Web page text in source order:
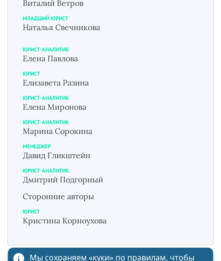
Виталий Ветров
МЛАДШИЙ ЮРИСТ
Наталья Свечникова
ЮРИСТ-АНАЛИТИК
Елена Павлова
ЮРИСТ
Елизавета Разина
ЮРИСТ-АНАЛИТИК
Елена Миронова
ЮРИСТ-АНАЛИТИК
Марина Сорокина
МЕНЕДЖЕР
Давид Гликштейн
ЮРИСТ-АНАЛИТИК.
Дмитрий Подгорный
Сторонние авторы
ЮРИСТ
Кристина Корноухова
Мы сохраняем «куки» по правилам, чтобы